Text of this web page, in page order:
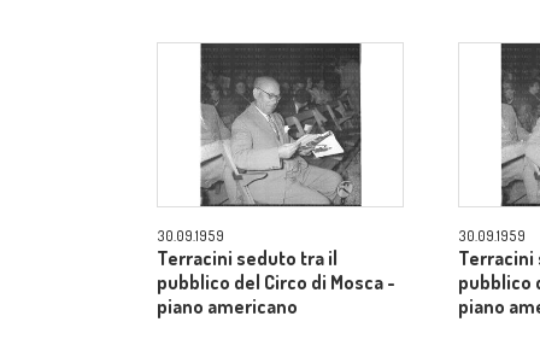
30.09.1959
Terracini seduto tra il
pubblico del Circo di Mosca -
piano americano
30.09.1959
Terracini
pubblico
piano